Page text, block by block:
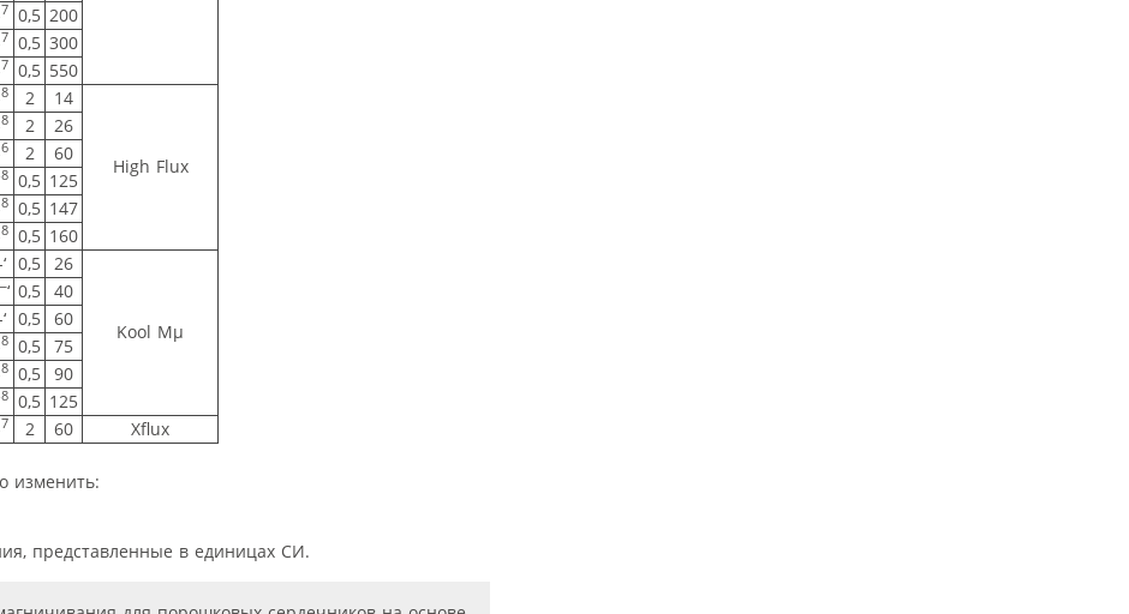
7 0,5 200
7 0,5 300
7 0,5 550
8 2 14
High Flux
8 2
26
6 2
60
0,5 125
8 0,5 147
8 0,5 160
0,5 26
Kool Mμ
‘ 0,5 40
0,5 60
8 0,5 75
8 0,5 90
0,5 125
7 2 60 Xflux
изменить:
представленные в единицах СИ.